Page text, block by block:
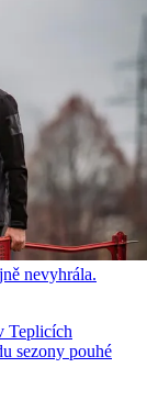
nevyhrála.
Teplicích
sezony pouhé